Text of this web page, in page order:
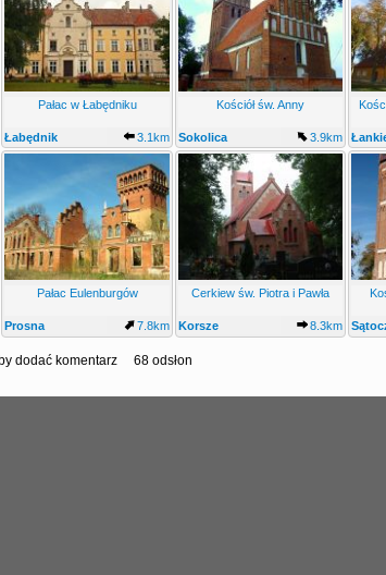
Pałac w Łabędniku
Łabędnik 3.1km
Kościół św. Anny
Sokolica 3.9km
Pałac Eulenburgów
Prosna 7.8km
Cerkiew św. Piotra i Pawła
Korsze 8.3km
dodać komentarz 68 odsłon